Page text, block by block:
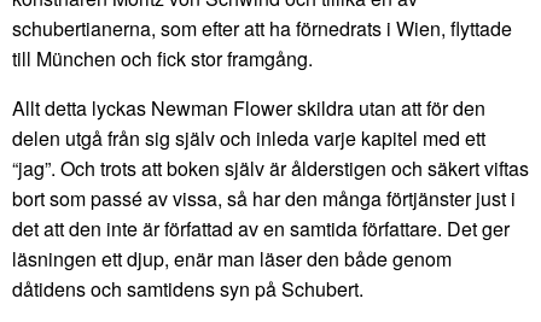
schubertianerna, som efter att ha förnedrats i Wien, flyttade
till München och fick stor framgång.
Allt detta lyckas Newman Flower skildra utan att för den
delen utgå från sig själv och inleda varje kapitel med ett
“jag”. Och trots att boken själv är ålderstigen och säkert viftas
bort som passé av vissa, så har den många förtjänster just i
det att den inte är författad av en samtida författare. Det ger
läsningen ett djup, enär man läser den både genom
dåtidens och samtidens syn på Schubert.